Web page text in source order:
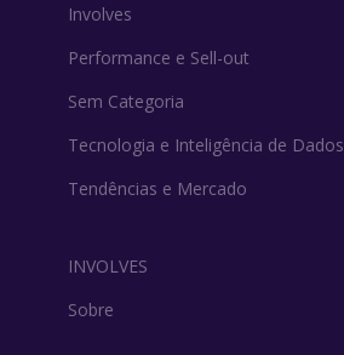
Involves
Performance e Sell-out
Sem Categoria
Tecnologia e Inteligência de Dados
Tendências e Mercado
INVOLVES
Sobre